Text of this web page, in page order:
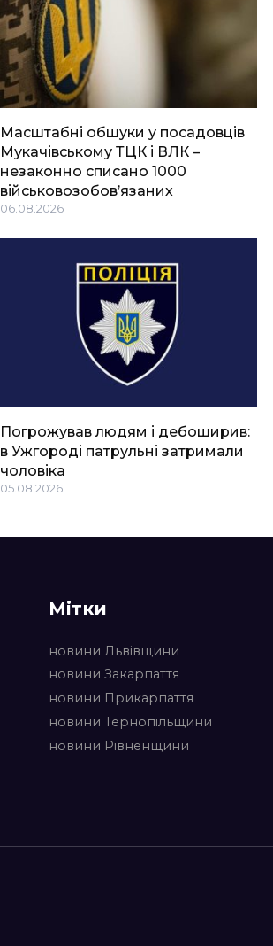
Масштабні обшуки у посадовців
Мукачівському ТЦК і ВЛК –
незаконно списано 1000
військовозобов’язаних
06.08.2026
Погрожував людям і дебоширив:
в Ужгороді патрульні затримали
чоловіка
05.08.2026
Мітки
новини Львівщини
новини Закарпаття
новини Прикарпаття
новини Тернопільщини
новини Рівненщини